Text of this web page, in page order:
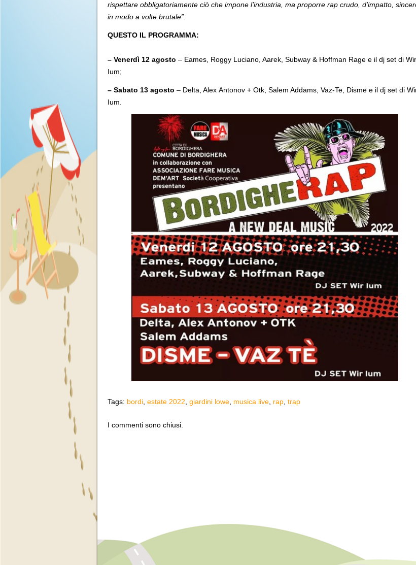
rispettare obbligatoriamente ciò che impone l’industria, ma proporre rap crudo, d’impatto,
in modo a volte brutale”.
QUESTO IL PROGRAMMA:
– Venerdì 12 agosto – Eames, Roggy Luciano, Aarek, Subway & Hoffman Rage e il dj set di Wir
Ium;
– Sabato 13 agosto – Delta, Alex Antonov + Otk, Salem Addams, Vaz-Te, Disme e il dj set di
Ium.
Tags: bordi estate 2022 giardini lowe musica live rap trap
I commenti sono chiusi.